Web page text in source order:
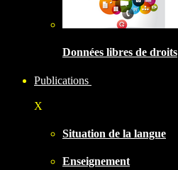
Données libres de droits
Publications
X
Situation de la langue
Enseignement